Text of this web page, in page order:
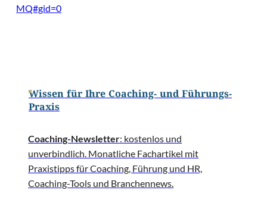
MQ#gid=0
Wissen für Ihre Coaching- und Führungs-
Praxis
Coaching-Newsletter: kostenlos und
unverbindlich. Monatliche Fachartikel mit
Praxistipps für Coaching, Führung und HR,
Coaching-Tools und Branchennews.